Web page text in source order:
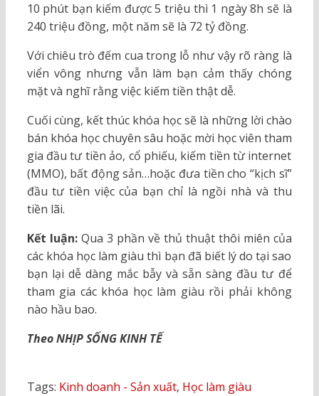
10 phút bạn kiếm được 5 triệu thì 1 ngày 8h sẽ là
240 triệu đồng, một năm sẽ là 72 tỷ đồng.
Với chiêu trò đếm cua trong lỗ như vậy rõ ràng là
viển vông nhưng vẫn làm bạn cảm thấy chóng
mặt và nghĩ rằng việc kiếm tiền thật dễ.
Cuối cùng, kết thúc khóa học sẽ là những lời chào
bán khóa học chuyên sâu hoặc mời học viên tham
gia đầu tư tiền ảo, cổ phiếu, kiếm tiền từ internet
(MMO), bất động sản…hoặc đưa tiền cho “kịch sĩ”
đầu tư tiền việc của bạn chỉ là ngồi nhà và thu
tiền lãi.
Kết luận:Qua 3 phần về thủ thuật thôi miên của
các khóa học làm giàu thì bạn đã biết lý do tại sao
bạn lại dễ dàng mắc bẫy và sẵn sàng đầu tư để
tham gia các khóa học làm giàu rồi phải không
nào hầu bao.
Theo NHỊP SỐNG KINH TẾ
Tags: Kinh doanh - Sản xuất, Học làm giàu